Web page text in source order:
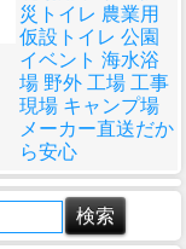
災トイレ 農業用
仮設トイレ 公園
イベント 海水浴
場 野外 工場 工事
現場 キャンプ場
メーカー直送だか
ら安心